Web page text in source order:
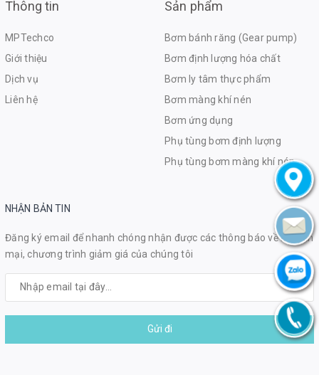
Thông tin
MPTechco
Giới thiệu
Dịch vụ
Liên hệ
Sản phẩm
Bơm bánh răng (Gear pump)
Bơm định lượng hóa chất
Bơm ly tâm thực phẩm
Bơm màng khí nén
Bơm ứng dụng
Phụ tùng bơm định lượng
Phụ tùng bơm màng khí nén
NHẬN BẢN TIN
Đăng ký email để nhanh chóng nhận được các thông báo về khuyến
mại, chương trình giảm giá của chúng tôi